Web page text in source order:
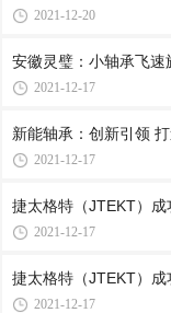
2021-12-20
安徽灵璧：小轴承飞速
2021-12-17
新能轴承：创新引领
2021-12-17
捷太格特（JTEKT）
2021-12-17
捷太格特（JTEKT）
2021-12-17